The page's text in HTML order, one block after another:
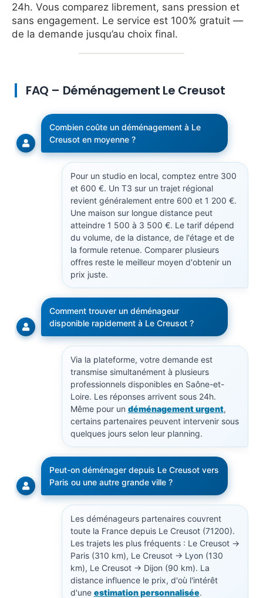
24h. Vous comparez librement, sans pression et
sans engagement. Le service est 100% gratuit —
de la demande jusqu’au choix final.
FAQ – Déménagement Le Creusot
Combien coûte un déménagement à Le
Creusot en moyenne ?
Pour un studio en local, comptez entre 300
et 600 €. Un T3 sur un trajet régional
revient généralement entre 600 et 1 200 €.
Une maison sur longue distance peut
atteindre 1 500 à 3 500 €. Le tarif dépend
du volume, de la distance, de l'étage et de
la formule retenue. Comparer plusieurs
offres reste le meilleur moyen d'obtenir un
prix juste.
Comment trouver un déménageur
disponible rapidement à Le Creusot ?
Via la plateforme, votre demande est
transmise simultanément à plusieurs
professionnels disponibles en Saône-et-
Loire. Les réponses arrivent sous 24h.
Même pour un déménagement urgent,
certains partenaires peuvent intervenir sous
quelques jours selon leur planning.
Peut-on déménager depuis Le Creusot vers
Paris ou une autre grande ville ?
Les déménageurs partenaires couvrent
toute la France depuis Le Creusot (71200).
Les trajets les plus fréquents : Le Creusot →
Paris (310 km), Le Creusot → Lyon (130
km), Le Creusot → Dijon (90 km). La
distance influence le prix, d'où l'intérêt
d'une estimation personnalisée.